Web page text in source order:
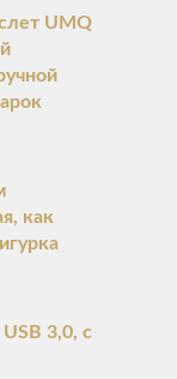
UMQ
как
3,0, с